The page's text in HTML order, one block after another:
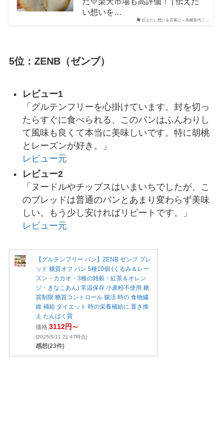
伝えたい想いを言葉に～高橋富代｜…
い想いを…
5位：ZENB（ゼンブ）
レビュー1
「グルテンフリーを心掛けています。封を切っ
たらすぐに食べられる、このパンはふんわりし
て風味も良くて本当に美味しいです。特に胡桃
とレーズンが好き。」
レビュー元
レビュー2
「ヌードルやチップスはいまいちでしたが、こ
のブレッドは普通のパンとあまり変わらず美味
しい。もう少し安ければリピートです。」
レビュー元
【グルテンフリー パン】ZENB ゼンブ ブレ
ッド 糖質オフ パン 5種10個 (くるみ＆レー
ズン・カカオ・3種の雑穀・紅茶＆オレン
ジ・きなこあん) 常温保存 小麦粉不使用 糖
質制限 糖質コントロール 腸活 時の 食物繊
維 補給 ダイエット 時の栄養補給に 置き換
え たんぱく質
価格:3112円～
(2025/5/11 21:47時点)
感想(23件)